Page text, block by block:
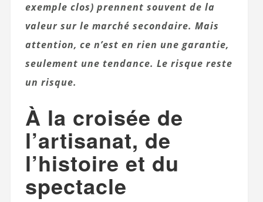
exemple clos) prennent souvent de la
valeur sur le marché secondaire. Mais
attention, ce n’est en rien une garantie,
seulement une tendance. Le risque reste
un risque.
À la croisée de
l’artisanat, de
l’histoire et du
spectacle